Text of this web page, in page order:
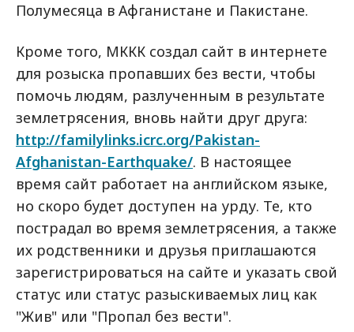
Полумесяца в Афганистане и Пакистане.
Кроме того, МККК создал сайт в интернете
для розыска пропавших без вести, чтобы
помочь людям, разлученным в результате
землетрясения, вновь найти друг друга:
http://familylinks.icrc.org/Pakistan-
Afghanistan-Earthquake/. В настоящее
время сайт работает на английском языке,
но скоро будет доступен на урду. Те, кто
пострадал во время землетрясения, а также
их родственники и друзья приглашаются
зарегистрироваться на сайте и указать свой
статус или статус разыскиваемых лиц как
"Жив" или "Пропал без вести".